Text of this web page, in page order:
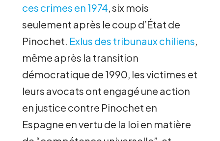
ces crimes en 1974, six mois
seulement après le coup d’État de
Pinochet. Exlus des tribunaux chiliens,
même après la transition
démocratique de 1990, les victimes et
leurs avocats ont engagé une action
en justice contre Pinochet en
Espagne en vertu de la loi en matière